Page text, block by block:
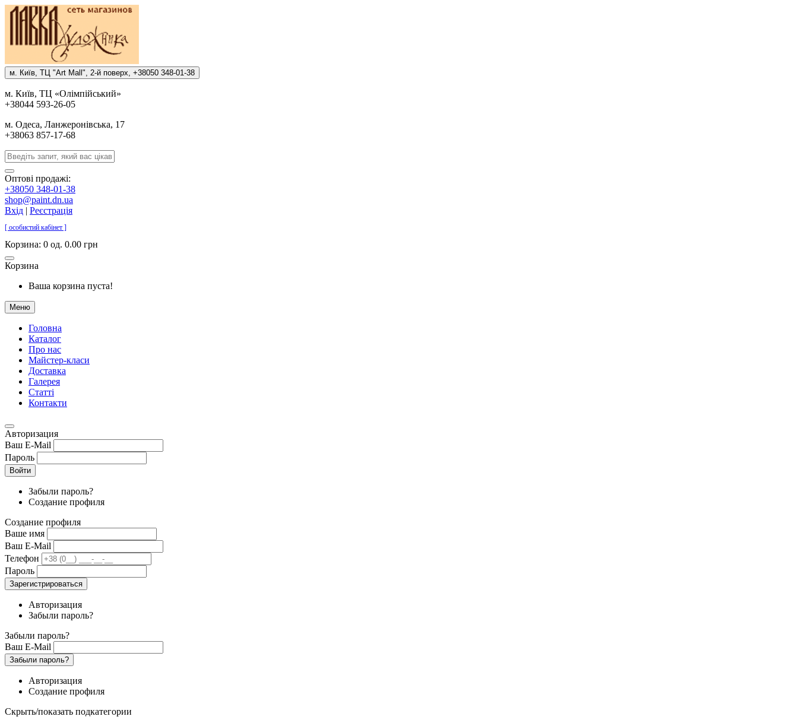
м. Киïв, ТЦ "Art Mall", 2-й поверх, +38050 348-01-38
м. Киïв, ТЦ «Олiмпiйський»
+38044 593-26-05
м. Одеса, Ланжеронiвська, 17
+38063 857-17-68
Оптові продажі:
+38050 348-01-38
shop@paint.dn.ua
Вхід | Реєстрація
[ особистий кабінет ]
Корзина: 0 од. 0.00 грн
Корзина
Ваша корзина пуста!
Меню
Головна
Каталог
Про нас
Майстер-класи
Доставка
Галерея
Статтi
Контакти
Авторизация
Ваш E-Mail
Пароль
Войти
Забыли пароль?
Создание профиля
Создание профиля
Ваше имя
Ваш E-Mail
Телефон
Пароль
Зарегистрироваться
Авторизация
Забыли пароль?
Забыли пароль?
Ваш E-Mail
Забыли пароль?
Авторизация
Создание профиля
Скрыть/показать подкатегории